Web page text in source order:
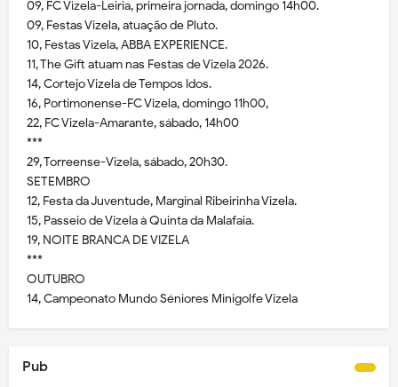
09, FC Vizela-Leiria, primeira jornada, domingo 14h00.
09, Festas Vizela, atuação de Pluto.
10, Festas Vizela, ABBA EXPERIENCE.
11, The Gift atuam nas Festas de Vizela 2026.
14, Cortejo Vizela de Tempos Idos.
16, Portimonense-FC Vizela, domingo 11h00,
22, FC Vizela-Amarante, sábado, 14h00
***
29, Torreense-Vizela, sábado, 20h30.
SETEMBRO
12, Festa da Juventude, Marginal Ribeirinha Vizela.
15, Passeio de Vizela à Quinta da Malafaia.
19, NOITE BRANCA DE VIZELA
***
OUTUBRO
14, Campeonato Mundo Séniores Minigolfe Vizela
Pub